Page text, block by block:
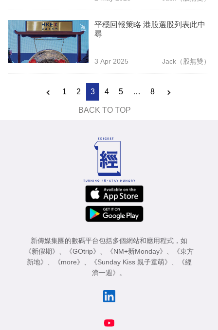
平穩回報策略 港股選股列表此中
尋
3 Apr 2025 Jack（股無雙）
1 2 3 4 5 … 8
BACK TO TOP
新傳媒集團的數碼平台包括多個網站和應用程式，如
《新假期》 、 《GOtrip》 、 《NM+新Monday》 、
《東方
新地》 、 《more》 、 《Sunday Kiss 親子童萌》 、
《經
濟一週》 。